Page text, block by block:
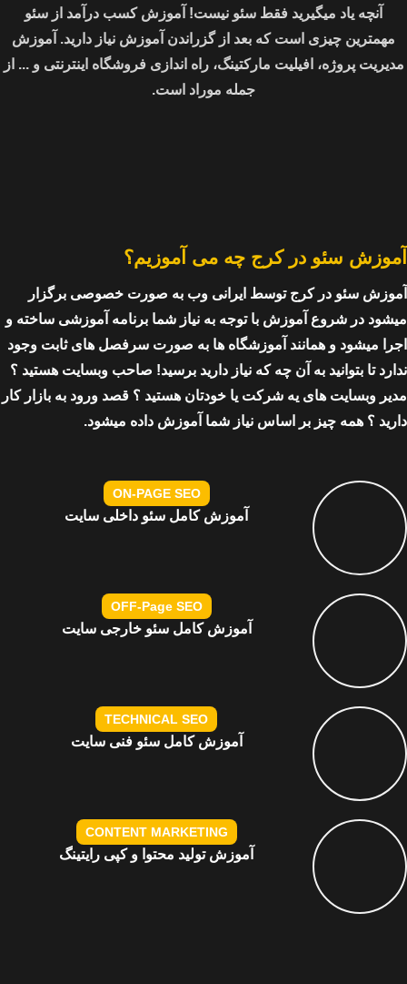
آنچه یاد میگیرید فقط سئو نیست! آموزش کسب درآمد از سئو
مهمترین چیزی است که بعد از گزراندن آموزش نیاز دارید. آموزش
مدیریت پروژه، افیلیت مارکتینگ، راه اندازی فروشگاه اینترنتی و ... از
جمله موراد است.
آموزش سئو در کرج چه می آموزیم؟
آموزش سئو در کرج توسط ایرانی وب به صورت خصوصی برگزار
میشود در شروع آموزش با توجه به نیاز شما برنامه آموزشی ساخته و
اجرا میشود و همانند آموزشگاه ها به صورت سرفصل های ثابت وجود
ندارد تا بتوانید به آن چه که نیاز دارید برسید! صاحب وبسایت هستید ؟
مدیر وبسایت های یه شرکت یا خودتان هستید ؟ قصد ورود به بازار کار
دارید ؟ همه چیز بر اساس نیاز شما آموزش داده میشود.
ON-PAGE SEO​
آموزش کامل سئو داخلی سایت
OFF-Page SEO​
آموزش کامل سئو خارجی سایت
TECHNICAL SEO
آموزش کامل سئو فنی سایت
CONTENT MARKETING
آموزش تولید محتوا و کپی رایتینگ